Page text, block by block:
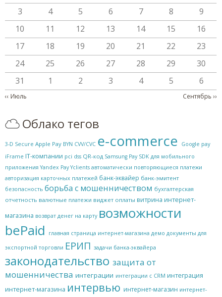
3
4 5 6 7 8
9
10
11 12 13 14 15
16
17
18 19 20 21 22
23
24
25 26 27 28 29
30
31
1 2 3 4 5 6
Нумерация страниц
‹‹ Июль Сентябрь ››
Облако тегов
3-D Secure Apple Pay BYN CVV/CVC e-commerce
Google pay
iFrame IT-компании pci dss QR-код Samsung Pay SDK для мобильного
приложения Yandex Pay Yclients автоматически повторяющиеся платежи
авторизация карточных платежей банк-эквайер банк-эмитент
безопасность борьба с мошенничеством бухгалтерская
отчетность валютные платежи виджет оплаты витрина интернет-
магазина возврат денег на карту возможности
bePaid
главная страница интернет-магазина демо документы для
экспортной торговли ЕРИП задачи банка-эквайера
законодательство защита от
мошенничества интеграции интеграции с CRM интеграция
интернет-магазина интервью интернет-магазин интернет-